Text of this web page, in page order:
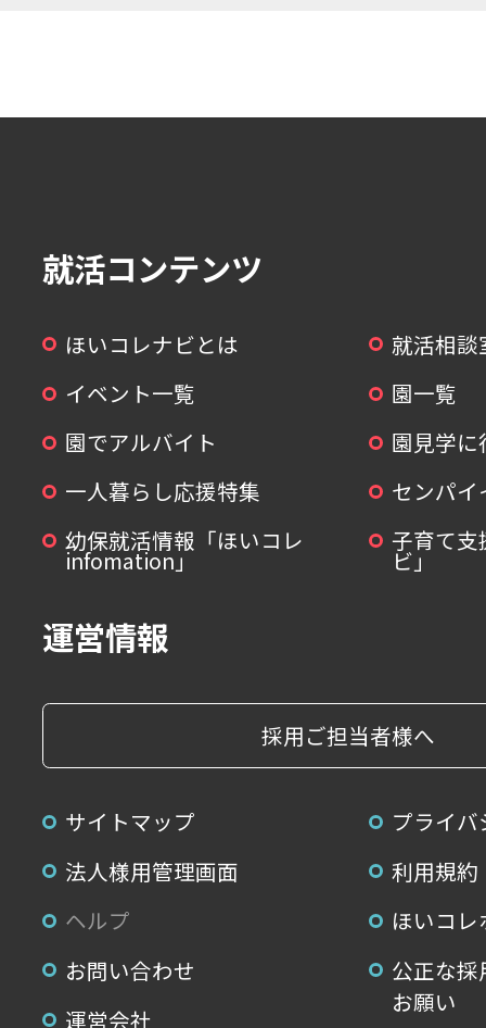
就活コンテンツ
ほいコレナビとは
就活相談
イベント一覧
園一覧
園でアルバイト
園見学
一人暮らし応援特集
センパ
幼保就活情報「ほいコレ
infomation」
子育て支
ビ」
運営情報
採用ご担当者様へ
サイトマップ
プライ
法人様用管理画面
利用規約
ヘルプ
ほいコ
お問い合わせ
公正な
お願い
運営会社